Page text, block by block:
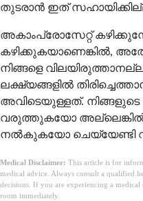
തുടരാൻ ഇത്
അകാംപ്രോസേറ്റ്
കഴിക്കുകയാണെങ്കിൽ,
നിങ്ങളെ
ലക്ഷ്യങ്ങളിൽ
അവിടെയുള്ളത്. നിങ്ങളുടെ
വരുത്തുകയോ
നൽകുകയോ ചെയ്യേണ്ടി
Medical Disclaimer: This article is for
medical advice. Always consult a qualified
decisions. If you are experiencing a
room immediately.